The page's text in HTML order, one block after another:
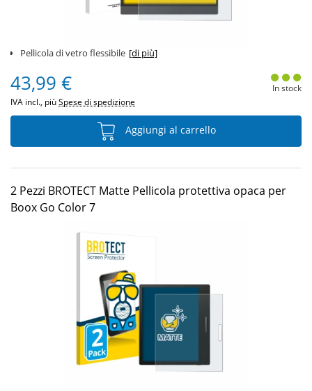
Pellicola di vetro flessibile [di più]
43,99 €
IVA incl., piùSpese di spedizione
In stock
Aggiungi al carrello
2 Pezzi BROTECT Matte Pellicola protettiva opaca per
Boox Go Color 7